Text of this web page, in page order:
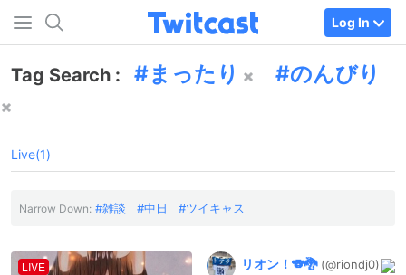
Log In
Tag Search : まったり のんびり
Live(1)
Narrow Down: 雑談 中日 ツイキャス
LIVE リオン！ 🐨🐉 (@riondj0)